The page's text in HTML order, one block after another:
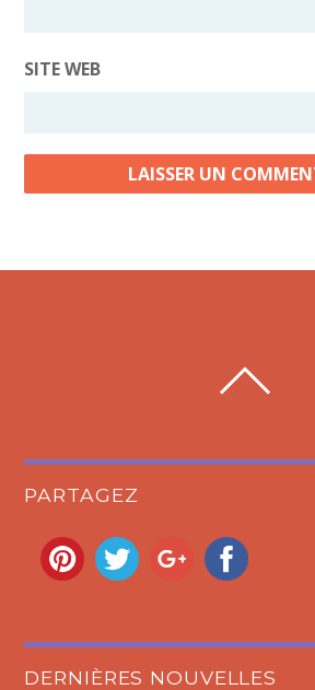
SITE WEB
PARTAGEZ
DERNIÈRES NOUVELLES